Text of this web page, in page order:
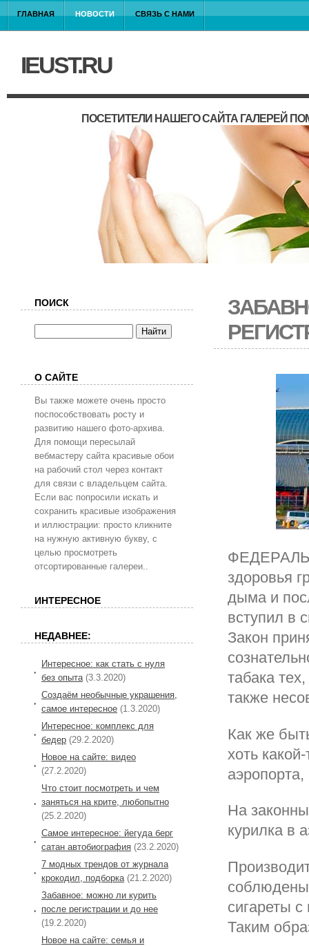
ГЛАВНАЯ НОВОСТИ СВЯЗЬ С НАМИ
IEUST.RU
ПОСЕТИТЕЛИ НАШЕГО САЙТА ГАЛЕРЕЙ
здоровья
дыма и
вступил в
Закон
табака
также
Как же
хоть
На
курилка в
соблюдены
сигареты
Таким
ПОИСК
О САЙТЕ
Вы также можете очень просто
поспособствовать росту и
развитию нашего фото-архива.
Для помощи пересылай
вебмастеру сайта красивые обои
на рабочий стол через контакт
для связи с владельцем сайта.
Если вас попросили искать и
сохранить красивые изображения
и иллюстрации: просто кликните
на нужную активную букву, с
целью просмотреть
отсортированные галереи..
ИНТЕРЕСНОЕ
НЕДАВНЕЕ:
Интересное: как стать с нуля
без опыта (3.3.2020)
Создаём необычные украшения,
самое интересное (1.3.2020)
Интересное: комплекс для
бедер (29.2.2020)
Новое на сайте: видео
(27.2.2020)
Что стоит посмотреть и чем
заняться на крите, любопытно
(25.2.2020)
Самое интересное: йегуда берг
сатан автобиография (23.2.2020)
7 модных трендов от журнала
крокодил, подборка (21.2.2020)
Забавное: можно ли курить
после регистрации и до нее
(19.2.2020)
Новое на сайте: семья и